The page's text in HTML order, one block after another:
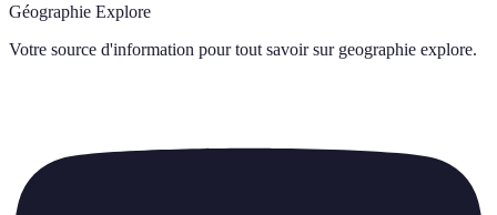
Géographie Explore
Votre source d'information pour tout savoir sur geographie explore.